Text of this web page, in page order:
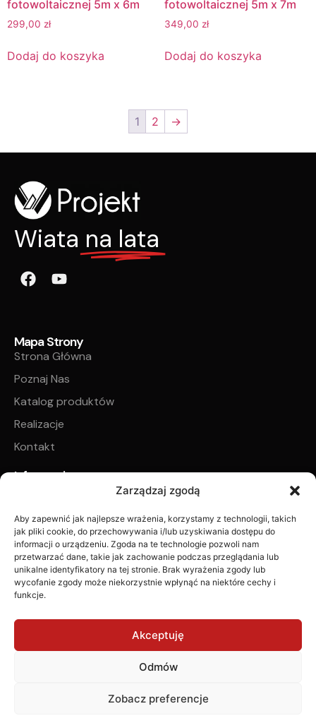
Zarządzaj zgodą
Aby zapewnić jak najlepsze wrażenia, korzystamy z technologii, takich
jak pliki cookie, do przechowywania i/lub uzyskiwania dostępu do
informacji o urządzeniu. Zgoda na te technologie pozwoli nam
przetwarzać dane, takie jak zachowanie podczas przeglądania lub
unikalne identyfikatory na tej stronie. Brak wyrażenia zgody lub
wycofanie zgody może niekorzystnie wpłynąć na niektóre cechy i
funkcje.
Akceptuję
Odmów
Zobacz preferencje
fotowoltaicznej 5m x 6m
299,00 zł
Dodaj do koszyka
fotowoltaicznej 5m x 7m
349,00 zł
Dodaj do koszyka
1 2 →
Wiata na lata
Mapa Strony
Strona Główna
Poznaj Nas
Katalog produktów
Realizacje
Kontakt
Informacje
Regulamin sklepu internetowego
Regulamin płatności zadatku na poczet realizacji
zamówionych produktów
Polityka prywatności
Zwroty i reklamacje
© 2025 WW Projekt All rights reserved.